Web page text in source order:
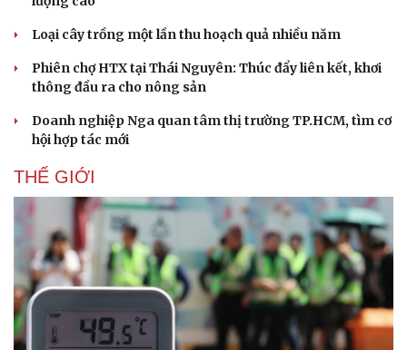
Doanh nghiệp
Thông tin doanh nghiệp
Doanh nghiệp 24h
Doanh nhân
Vì cộng đồng
Công nghệ
Sành điệu
Tin Công nghệ
Trải nghiệm
Chuyển đổi số
Loại cây trồng một lần thu hoạch quả nhiều năm
Phiên chợ HTX tại Thái Nguyên: Thúc đẩy liên kết, khơi
thông đầu ra cho nông sản
Doanh nghiệp Nga quan tâm thị trường TP.HCM, tìm cơ
hội hợp tác mới
THẾ GIỚI